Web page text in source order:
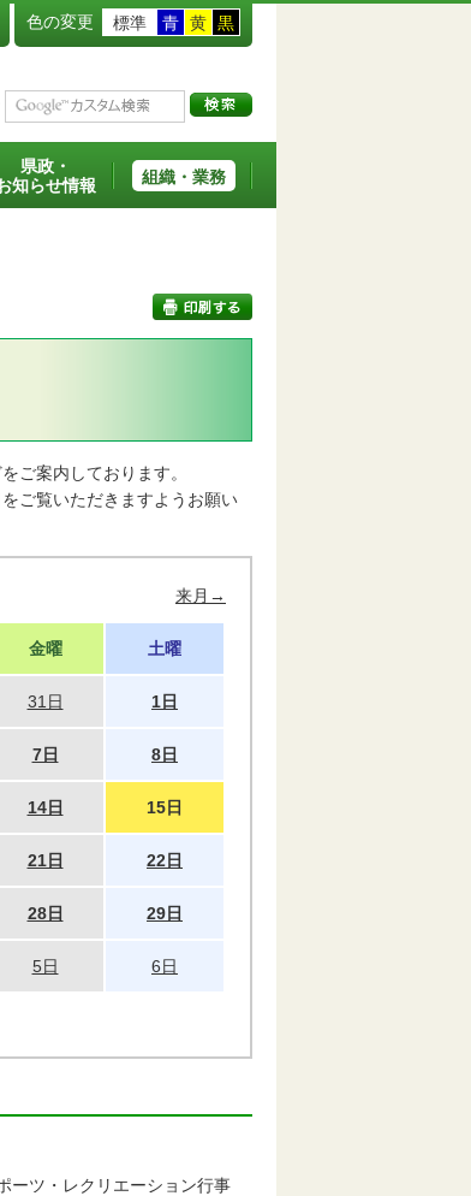
色の変更 標準 青 黄 黒
県政・
知らせ情報
組織・業務
ご案内しております。
ご覧いただきますようお願い
来月→
金曜 土曜
31日 1日
7日 8日
14日 15日
21日 22日
28日 29日
5日 6日
ーツ・レクリエーション行事